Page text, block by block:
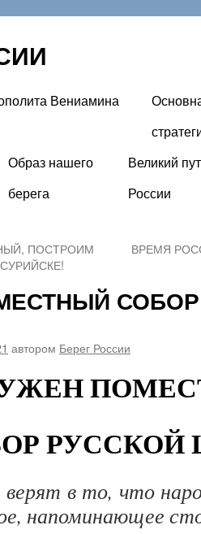
Вениамина
Образ нашего
берега
Великий
России
ПОСТРОИМ
ВРЕМЯ
автором Берег России
РУССКОЙ
в то, что
напоминающее